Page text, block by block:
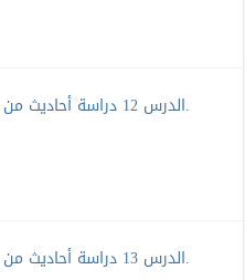
الدرس 12 دراسة أحاديث من كتاب: الاعتصام بالكتاب والسنة (1).
الدرس 13 دراسة أحاديث من كتاب: الاعتصام بالكتاب والسنة (2).